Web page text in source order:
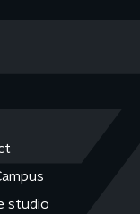
studio